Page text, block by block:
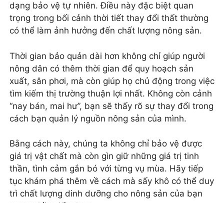
dạng bảo vệ tự nhiên. Điều này đặc biệt quan
trọng trong bối cảnh thời tiết thay đổi thất thường
có thể làm ảnh hưởng đến chất lượng nông sản.
Thời gian bảo quản dài hơn không chỉ giúp người
nông dân có thêm thời gian để quy hoạch sản
xuất, sân phơi, mà còn giúp họ chủ động trong việc
tìm kiếm thị trường thuận lợi nhất. Không còn cảnh
“nay bán, mai hư”, bạn sẽ thấy rõ sự thay đổi trong
cách bạn quản lý nguồn nông sản của mình.
Bằng cách này, chúng ta không chỉ bảo vệ được
giá trị vật chất mà còn gìn giữ những giá trị tinh
thần, tình cảm gắn bó với từng vụ mùa. Hãy tiếp
tục khám phá thêm về cách mà sấy khô có thể duy
trì chất lượng dinh dưỡng cho nông sản của bạn